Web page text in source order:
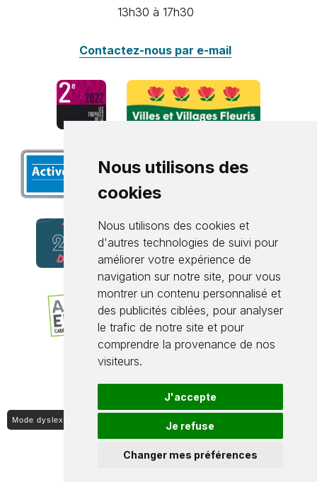
Nous utilisons des
cookies
Nous utilisons des cookies et
d'autres technologies de suivi pour
améliorer votre expérience de
navigation sur notre site, pour vous
montrer un contenu personnalisé et
des publicités ciblées, pour analyser
le trafic de notre site et pour
comprendre la provenance de nos
visiteurs.
J'accepte
Je refuse
Changer mes préférences
13h30 à 17h30
Contactez-nous par e-mail
Mode dyslexique ON / OFF